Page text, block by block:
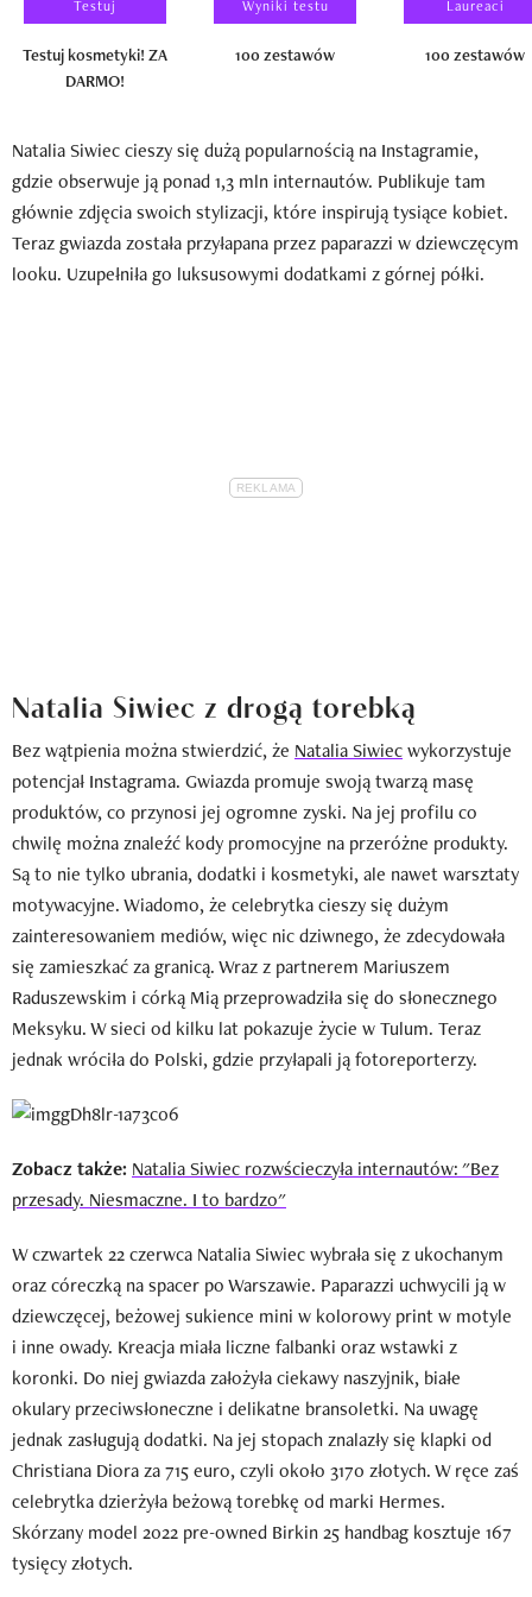
Testuj
Testuj kosmetyki! ZA
DARMO!
Wyniki testu
100 zestawów
Laureaci
100 zestawów
Natalia Siwiec cieszy się dużą popularnością na Instagramie,
gdzie obserwuje ją ponad 1,3 mln internautów. Publikuje tam
głównie zdjęcia swoich stylizacji, które inspirują tysiące kobiet.
Teraz gwiazda została przyłapana przez paparazzi w dziewczęcym
looku. Uzupełniła go luksusowymi dodatkami z górnej półki.
Natalia Siwiec z drogą torebką
Bez wątpienia można stwierdzić, że Natalia Siwiecwykorzystuje
potencjał Instagrama. Gwiazda promuje swoją twarzą masę
produktów, co przynosi jej ogromne zyski. Na jej profilu co
chwilę można znaleźć kody promocyjne na przeróżne produkty.
Są to nie tylko ubrania, dodatki i kosmetyki, ale nawet warsztaty
motywacyjne. Wiadomo, że celebrytka cieszy się dużym
zainteresowaniem mediów, więc nic dziwnego, że zdecydowała
się zamieszkać za granicą. Wraz z partnerem Mariuszem
Raduszewskim i córką Mią przeprowadziła się do słonecznego
Meksyku. W sieci od kilku lat pokazuje życie w Tulum. Teraz
jednak wróciła do Polski, gdzie przyłapali ją fotoreporterzy.
Zobacz także: Natalia Siwiec rozwścieczyła internautów: "Bez
przesady. Niesmaczne. I to bardzo"
W czwartek 22 czerwca Natalia Siwiec wybrała się z ukochanym
oraz córeczką na spacer po Warszawie. Paparazzi uchwycili ją w
dziewczęcej, beżowej sukience mini w kolorowy print w motyle
i inne owady. Kreacja miała liczne falbanki oraz wstawki z
koronki. Do niej gwiazda założyła ciekawy naszyjnik, białe
okulary przeciwsłoneczne i delikatne bransoletki. Na uwagę
jednak zasługują dodatki. Na jej stopach znalazły się klapki od
Christiana Diora za 715 euro, czyli około 3170 złotych. W ręce zaś
celebrytka dzierżyła beżową torebkę od marki Hermes.
Skórzany model 2022 pre-owned Birkin 25 handbag kosztuje 167
tysięcy złotych.